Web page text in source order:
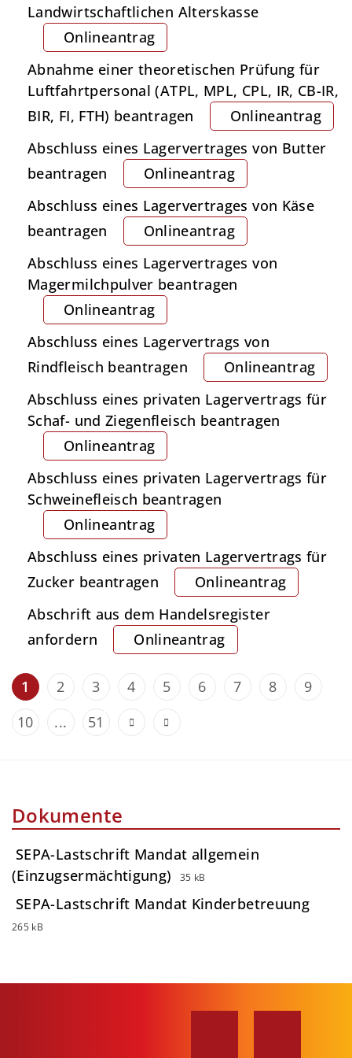
Landwirtschaftlichen Alterskasse
Onlineantrag
Abnahme einer theoretischen Prüfung für
Luftfahrtpersonal (ATPL, MPL, CPL, IR, CB-IR,
BIR, FI, FTH) beantragen
Onlineantrag
Abschluss eines Lagervertrages von Butter
beantragen
Onlineantrag
Abschluss eines Lagervertrages von Käse
beantragen
Onlineantrag
Abschluss eines Lagervertrages von
Magermilchpulver beantragen
Onlineantrag
Abschluss eines Lagervertrags von
Rindfleisch beantragen
Onlineantrag
Abschluss eines privaten Lagervertrags für
Schaf- und Ziegenfleisch beantragen
Onlineantrag
Abschluss eines privaten Lagervertrags für
Schweinefleisch beantragen
Onlineantrag
Abschluss eines privaten Lagervertrags für
Zucker beantragen
Onlineantrag
Abschrift aus dem Handelsregister
anfordern
Onlineantrag
1 2 3 4 5 6 7 8
9
10
... 51
Dokumente
SEPA-Lastschrift Mandat allgemein
(Einzugsermächtigung)
35 kB
SEPA-Lastschrift Mandat Kinderbetreuung
265 kB